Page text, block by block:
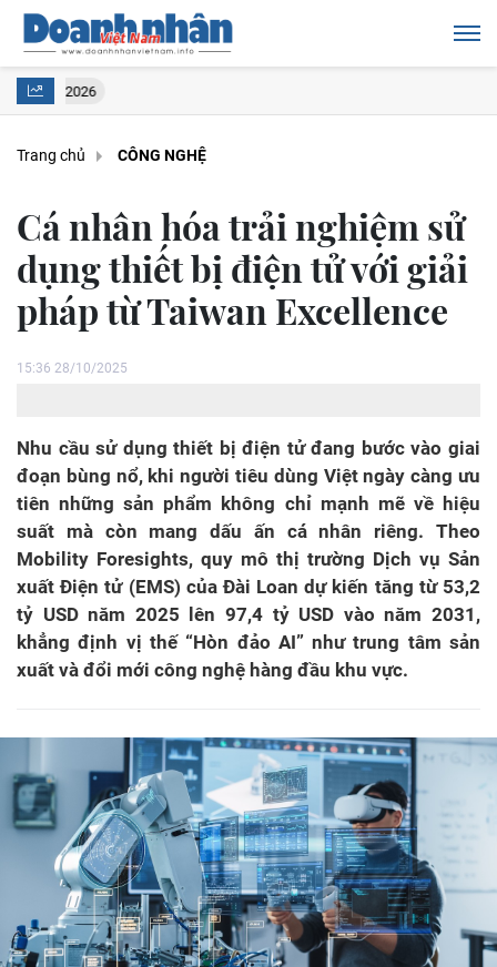
MobiWifi 5G – Giải pháp Internet thế hệ mới: Lắp đặt siêu nhanh,
Trang chủ CÔNG NGHỆ
Cá nhân hóa trải nghiệm sử
dụng thiết bị điện tử với giải
pháp từ Taiwan Excellence
15:36 28/10/2025
Nhu cầu sử dụng thiết bị điện tử đang bước vào giai
đoạn bùng nổ, khi người tiêu dùng Việt ngày càng ưu
tiên những sản phẩm không chỉ mạnh mẽ về hiệu
suất mà còn mang dấu ấn cá nhân riêng. Theo
Mobility Foresights, quy mô thị trường Dịch vụ Sản
xuất Điện tử (EMS) của Đài Loan dự kiến tăng từ 53,2
tỷ USD năm 2025 lên 97,4 tỷ USD vào năm 2031,
khẳng định vị thế “Hòn đảo AI” như trung tâm sản
xuất và đổi mới công nghệ hàng đầu khu vực.